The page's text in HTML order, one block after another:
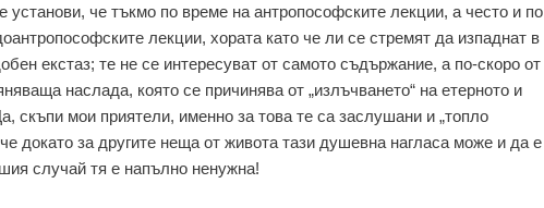
установи, че тъкмо по време на антропософските лекции, а често и по
лекции, хората като че ли се стремят да изпаднат в
екстаз; те не се интересуват от самото съдържание, а по-скоро от
наслада, която се причинява от „излъчването“ на етерното и
скъпи мои приятели, именно за това те са заслушани и „топло
докато за другите неща от живота тази душевна нагласа може и да е
случай тя е напълно ненужна!